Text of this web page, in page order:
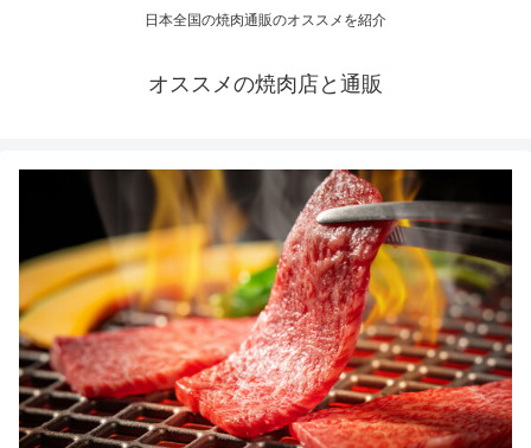
日本全国の焼肉通販のオススメを紹介
オススメの焼肉店と通販